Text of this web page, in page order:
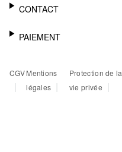
NEWSLETTER
MÉMO
RETOURS
FAQ
CONTACT
AIDE
PAIEMENT
PAYPAL
CARTE BANCAIRE
CGV
|
Mentions
légales |
Protection de la
vie privée
|